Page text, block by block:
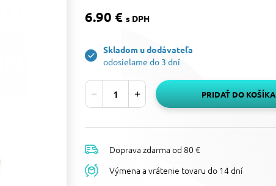
6.90 € s DPH
Skladom u dodávateľa
odosielame do 3 dní
PRIDAŤ DO KOŠÍKA
Doprava zdarma od 80 €
Výmena a vrátenie tovaru do 14 dní